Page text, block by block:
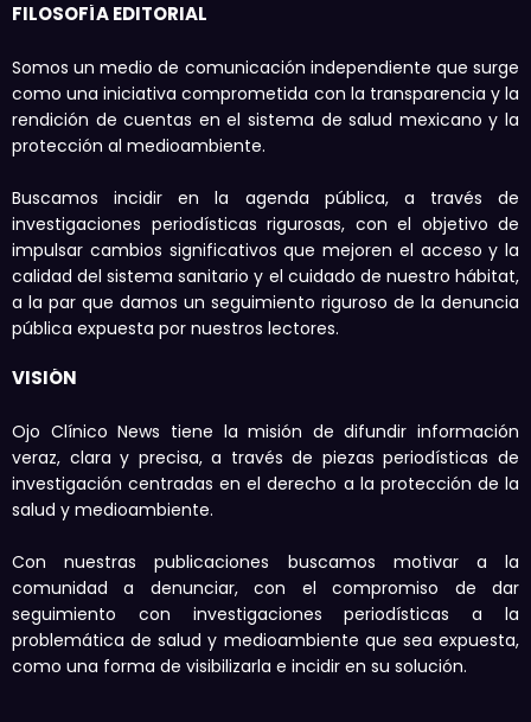
FILOSOFÍA EDITORIAL
Somos un medio de comunicación independiente que surge
como una iniciativa comprometida con la transparencia y la
rendición de cuentas en el sistema de salud mexicano y la
protección al medioambiente.
Buscamos incidir en la agenda pública, a través de
investigaciones periodísticas rigurosas, con el objetivo de
impulsar cambios significativos que mejoren el acceso y la
calidad del sistema sanitario y el cuidado de nuestro hábitat,
a la par que damos un seguimiento riguroso de la denuncia
pública expuesta por nuestros lectores.
VISIÓN
Ojo Clínico News tiene la misión de difundir información
veraz, clara y precisa, a través de piezas periodísticas de
investigación centradas en el derecho a la protección de la
salud y medioambiente.
Con nuestras publicaciones buscamos motivar a la
comunidad a denunciar, con el compromiso de dar
seguimiento con investigaciones periodísticas a la
problemática de salud y medioambiente que sea expuesta,
como una forma de visibilizarla e incidir en su solución.